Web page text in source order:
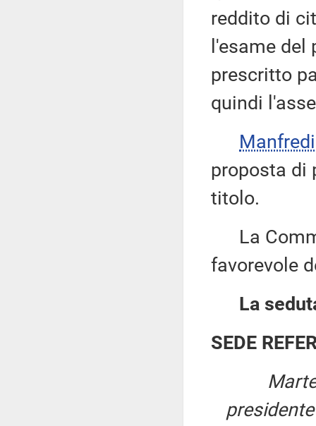
reddito di
l'esame
prescritto
quindi
proposta di
titolo.
La
favorevole
La
SEDE